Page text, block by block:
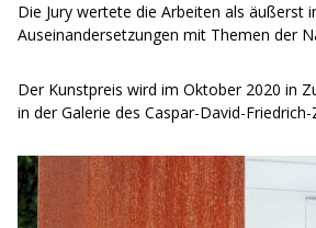
Die Jury wertete die Arbeiten als äußerst
Auseinandersetzungen mit Themen der
Der Kunstpreis wird im Oktober 2020 in
in der Galerie des Caspar-David-